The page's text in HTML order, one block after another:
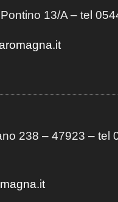
13/A– tel
238 – 47923 – tel